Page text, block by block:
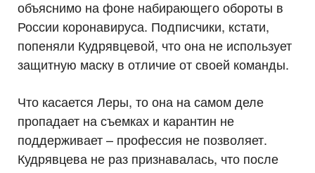
объяснимо на фоне набирающего обороты в
России коронавируса. Подписчики, кстати,
попеняли Кудрявцевой, что она не использует
защитную маску в отличие от своей команды.
Что касается Леры, то она на самом деле
пропадает на съемках и карантин не
поддерживает – профессия не позволяет.
Кудрявцева не раз признавалась, что после